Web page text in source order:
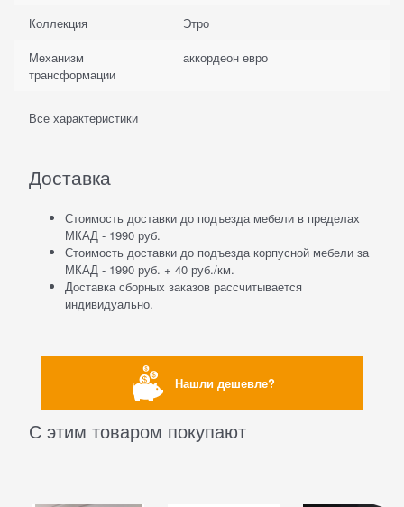
Коллекция
Этро
Механизм
трансформации
аккордеон евро
Все характеристики
Доставка
Стоимость доставки до подъезда мебели в пределах
МКАД - 1990 руб.
Стоимость доставки до подъезда корпусной мебели за
МКАД - 1990 руб. + 40 руб./км.
Доставка сборных заказов рассчитывается
индивидуально.
Нашли дешевле?
С этим товаром покупают